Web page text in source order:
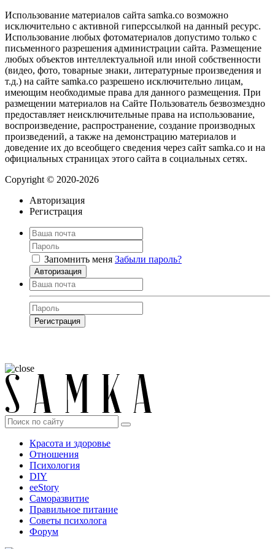
Использование материалов сайта samka.co возможно
исключительно с активной гиперссылкой на данный ресурс.
Использование любых фотоматериалов допустимо только с
письменного разрешения администрации сайта. Размещение
любых объектов интеллектуальной или иной собственности
(видео, фото, товарные знаки, литературные произведения и
т.д.) на сайте samka.co разрешено исключительно лицам,
имеющим необходимые права для данного размещения. При
размещении материалов на Сайте Пользователь безвозмездно
предоставляет неисключительные права на использование,
воспроизведение, распространение, создание производных
произведений, а также на демонстрацию материалов и
доведение их до всеобщего сведения через сайт samka.co и на
официальных страницах этого сайта в социальных сетях.
Copyright © 2020-2026
Авторизация
Регистрация
Запомнить меня Забыли пароль?
Авторизация
Регистрация
Красота и здоровье
Отношения
Психология
DIY
ееStory
Саморазвитие
Правильное питание
Советы психолога
Форум